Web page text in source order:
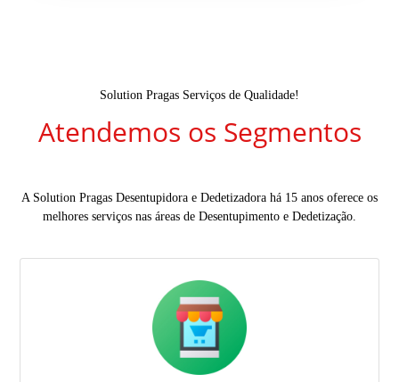
Solution Pragas Serviços de Qualidade!
Atendemos os Segmentos
A Solution Pragas Desentupidora e Dedetizadora há 15 anos oferece os
melhores serviços nas áreas de Desentupimento e Dedetização.